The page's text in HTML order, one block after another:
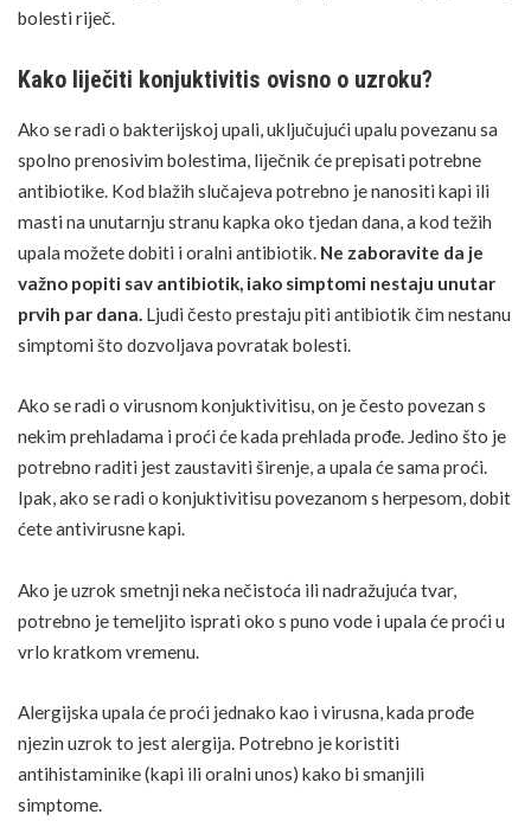
bolesti riječ.
Kako liječiti konjuktivitis ovisno o uzroku?
Ako se radi o bakterijskoj upali, uključujući upalu povezanu sa
spolno prenosivim bolestima, liječnik će prepisati potrebne
antibiotike. Kod blažih slučajeva potrebno je nanositi kapi ili
masti na unutarnju stranu kapka oko tjedan dana, a kod težih
upala možete dobiti i oralni antibiotik. Ne zaboravite da je
važno popiti sav antibiotik, iako simptomi nestaju unutar
prvih par dana. Ljudi često prestaju piti antibiotik čim nestanu
simptomi što dozvoljava povratak bolesti.
Ako se radi o virusnom konjuktivitisu, on je često povezan s
nekim prehladama i proći će kada prehlada prođe. Jedino što je
potrebno raditi jest zaustaviti širenje, a upala će sama proći.
Ipak, ako se radi o konjuktivitisu povezanom s herpesom, dobit
ćete antivirusne kapi.
Ako je uzrok smetnji neka nečistoća ili nadražujuća tvar,
potrebno je temeljito isprati oko s puno vode i upala će proći u
vrlo kratkom vremenu.
Alergijska upala će proći jednako kao i virusna, kada prođe
njezin uzrok to jestalergija. Potrebno je koristiti
antihistaminike (kapi ili oralni unos) kako bi smanjili
simptome.